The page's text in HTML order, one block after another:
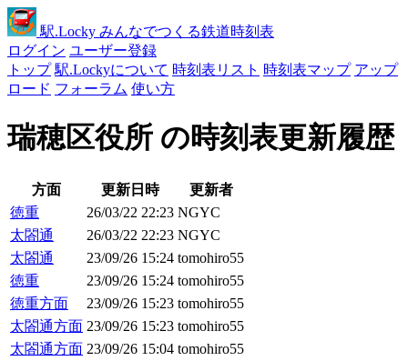
駅.Locky みんなでつくる鉄道時刻表
ログイン ユーザー登録
トップ 駅.Lockyについて 時刻表リスト 時刻表マップ アップ
ロード フォーラム 使い方
瑞穂区役所 の時刻表更新履歴
方面 更新日時
更新者
徳重
26/03/22 22:23 NGYC
太閤通
26/03/22 22:23 NGYC
太閤通
23/09/26 15:24 tomohiro55
徳重
23/09/26 15:24 tomohiro55
徳重方面
23/09/26 15:23 tomohiro55
太閤通方面 23/09/26 15:23 tomohiro55
太閤通方面 23/09/26 15:04 tomohiro55